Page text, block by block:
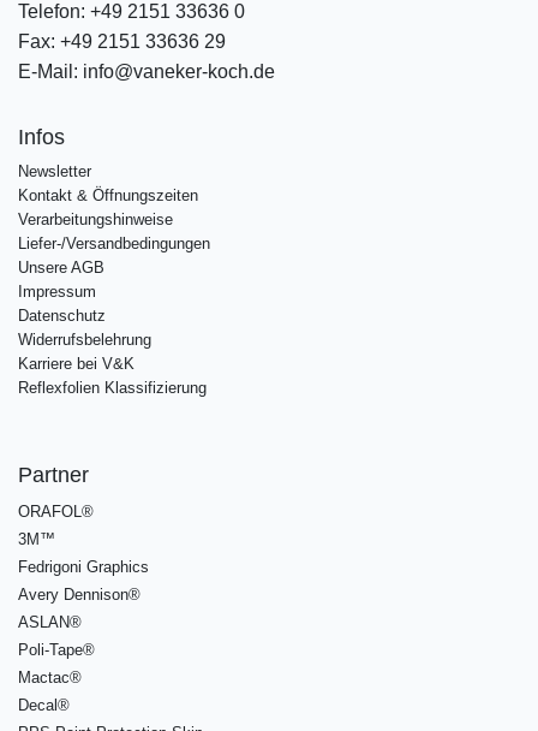
Telefon: +49 2151 33636 0
Fax: +49 2151 33636 29
E-Mail: info@vaneker-koch.de
Infos
Newsletter
Kontakt & Öffnungszeiten
Verarbeitungshinweise
Liefer-/Versandbedingungen
Unsere AGB
Impressum
Datenschutz
Widerrufsbelehrung
Karriere bei V&K
Reflexfolien Klassifizierung
Partner
ORAFOL®
3M™
Fedrigoni Graphics
Avery Dennison®
ASLAN®
Poli-Tape®
Mactac®
Decal®